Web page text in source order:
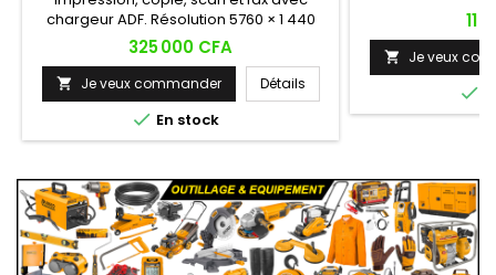
chargeur ADF. Résolution 5760 × 1 440
dpi, Wi-Fi, Ethernet, réservoirs intégrés
haute capacité. Jusqu'à 7500 pages
couleur par recharge.
Prix
325 000 CFA
 Je veux commander Détails
 En stock
ajourée
intemporel,
décontractées
Prix
11
 Je veux
